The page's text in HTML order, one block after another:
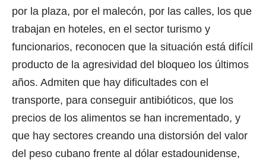
por la plaza, por el malecón, por las calles, los que
trabajan en hoteles, en el sector turismo y
funcionarios, reconocen que la situación está difícil
producto de la agresividad del bloqueo los últimos
años. Admiten que hay dificultades con el
transporte, para conseguir antibióticos, que los
precios de los alimentos se han incrementado, y
que hay sectores creando una distorsión del valor
del peso cubano frente al dólar estadounidense,